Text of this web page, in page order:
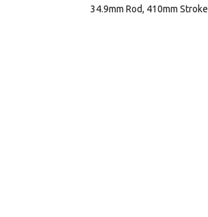
34.9mm Rod, 410mm Stroke